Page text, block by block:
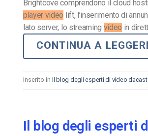
Brightcove comprendono il cloud
player video lift, l’inserimento di
lato server, lo streaming video in
CONTINUA A
Inserito in Il blog degli esperti di video dacast
Il blog degli esperti